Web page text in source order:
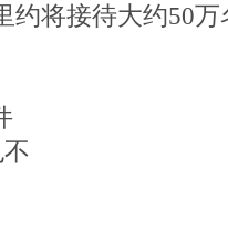
约将接待大约50